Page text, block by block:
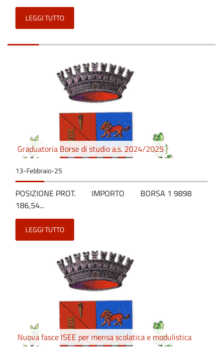
LEGGI TUTTO
Graduatoria Borse di studio a.s. 2024/2025
13-Febbraio-25
POSIZIONE PROT. IMPORTO BORSA 1 9898
186,54...
LEGGI TUTTO
Nuova fasce ISEE per mensa scolatica e modulistica